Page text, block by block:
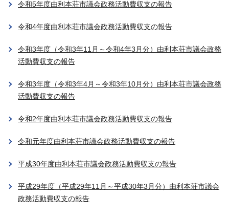
令和5年度由利本荘市議会政務活動費収支の報告
令和4年度由利本荘市議会政務活動費収支の報告
令和3年度（令和3年11月～令和4年3月分）由利本荘市議会政務
活動費収支の報告
令和3年度（令和3年4月～令和3年10月分）由利本荘市議会政務
活動費収支の報告
令和2年度由利本荘市議会政務活動費収支の報告
令和元年度由利本荘市議会政務活動費収支の報告
平成30年度由利本荘市議会政務活動費収支の報告
平成29年度（平成29年11月～平成30年3月分）由利本荘市議会
政務活動費収支の報告